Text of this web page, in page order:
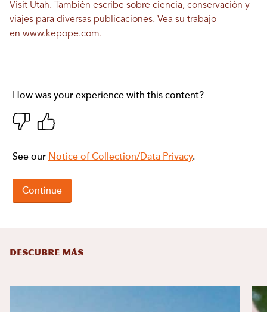
Visit Utah. También escribe sobre ciencia, conservación y
viajes para diversas publicaciones. Vea su trabajo
en www.kepope.com.
DESCUBRE MÁS